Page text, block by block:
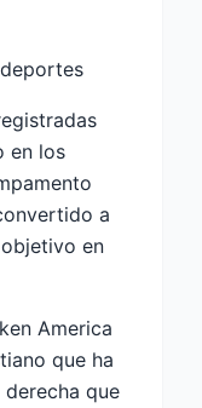
en los
a
en
America
que ha
que